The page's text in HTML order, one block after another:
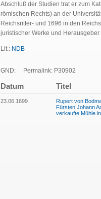
Abschluß der Studien trat er zum
römischen Rechts) an der
Reichsritter- und 1696 in den
juristischer Werke und
Lit.: NDB
GND: Permalink: P30902
Datum Titel
23.06.1699
Rupert von
Fürsten Johann
verkaufte Mühle